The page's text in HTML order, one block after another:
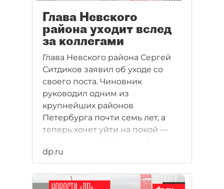
Глава Невского
района уходит вслед
за коллегами
Глава Невского района Сергей
Ситдиков заявил об уходе со
своего поста. Чиновник
руководил одним из
крупнейших районов
Петербурга почти семь лет, а
теперь хочет уйти на покой —
стороной скандалы с ЖКХ и
квартплатой.
dp.ru